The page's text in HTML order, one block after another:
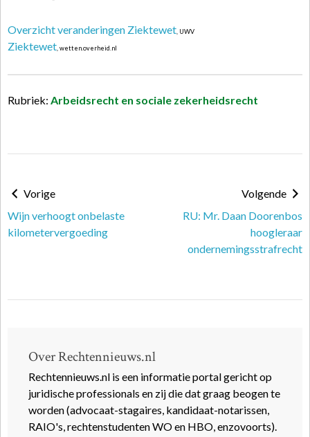
Overzicht veranderingen Ziektewet , UWV
Ziektewet , wetten.overheid.nl
Rubriek: Arbeidsrecht en sociale zekerheidsrecht
Vorige
Wijn verhoogt onbelaste
kilometervergoeding
Volgende
RU: Mr. Daan Doorenbos
hoogleraar
ondernemingsstrafrecht
Over Rechtennieuws.nl
Rechtennieuws.nl is een informatie portal gericht op
juridische professionals en zij die dat graag beogen te
worden (advocaat-stagaires, kandidaat-notarissen,
RAIO's, rechtenstudenten WO en HBO, enzovoorts).